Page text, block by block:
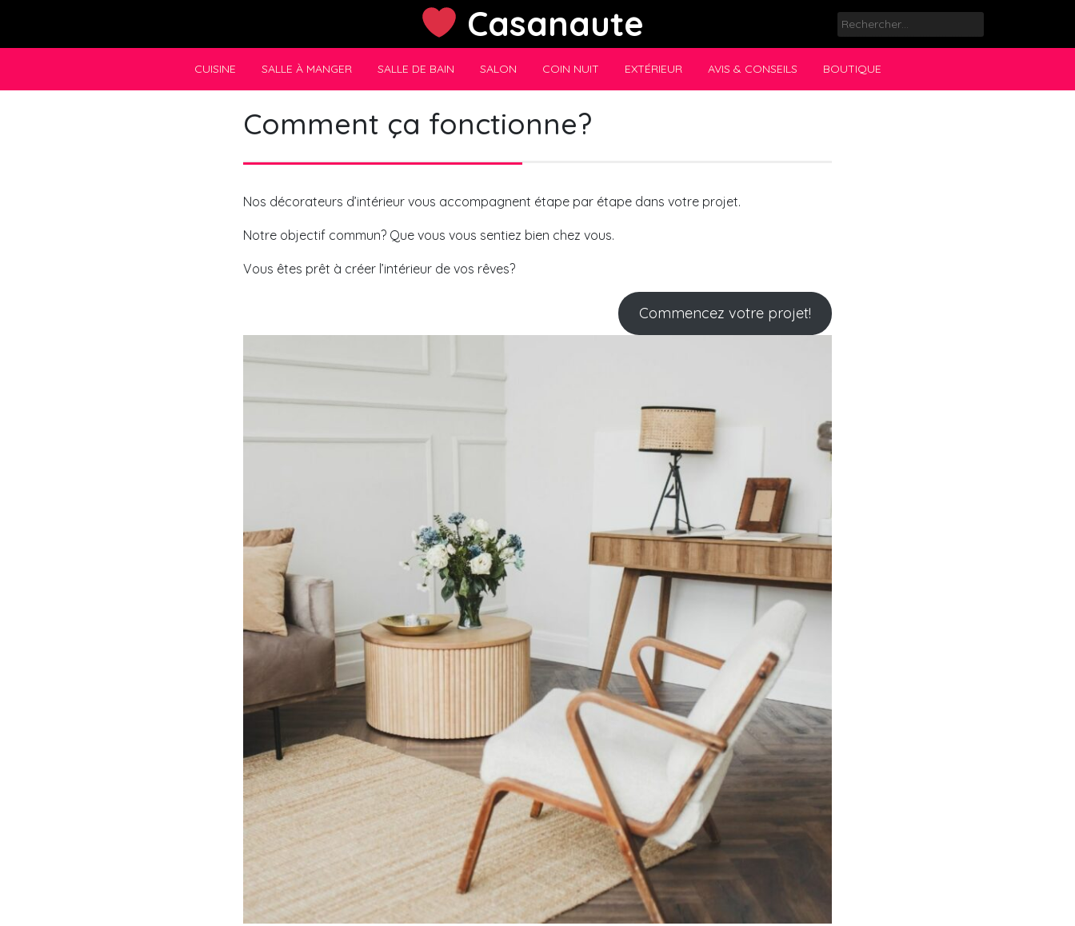
content
Casanaute Rechercher :
CUISINE SALLE À MANGER SALLE DE BAIN SALON COIN NUIT EXTÉRIEUR AVIS & CONSEILS BOUTIQUE
Comment ça fonctionne?
Nos décorateurs d’intérieur vous accompagnent étape par étape dans votre projet.
Notre objectif commun? Que vous vous sentiez bien chez vous.
Vous êtes prêt à créer l’intérieur de vos rêves?
Commencez votre projet!